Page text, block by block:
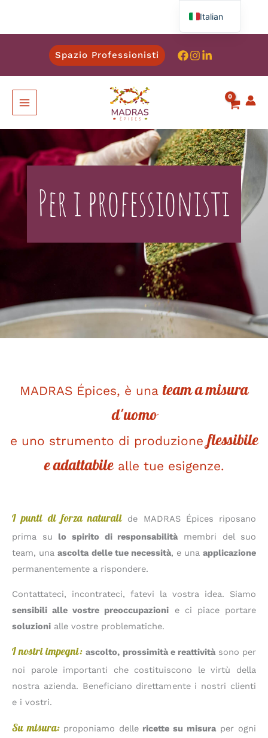
Spazio Professionisti
Per i professionisti
MADRAS Épices, è unateam a misura
d'uomo
e uno strumento di produzioneflessibile
e adattabilealle tue esigenze.
I punti di forza naturali de MADRAS Épices riposano
prima su lo spirito di responsabilitàmembri del suo
team, una ascolta delle tue necessità, e una applicazione
permanentemente a rispondere.
Contattateci, incontrateci, fatevi la vostra idea. Siamo
sensibili alle vostre preoccupazioni e ci piace portare
soluzioni alle vostre problematiche.
I nostri impegni: ascolto, prossimità e reattivitàsono per
noi parole importanti che costituiscono le virtù della
nostra azienda. Beneficiano direttamente i nostri clienti
e i vostri.
Su misura: proponiamo delle ricette su misuraper ogni
Italian
French
English
Spanish
German